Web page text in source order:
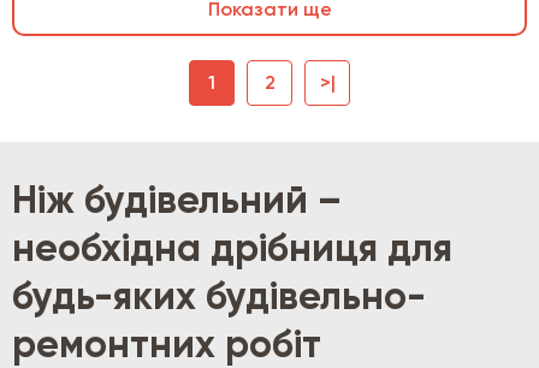
Показати ще
1 2 >|
Ніж будівельний –
необхідна дрібниця для
будь-яких будівельно-
ремонтних робіт